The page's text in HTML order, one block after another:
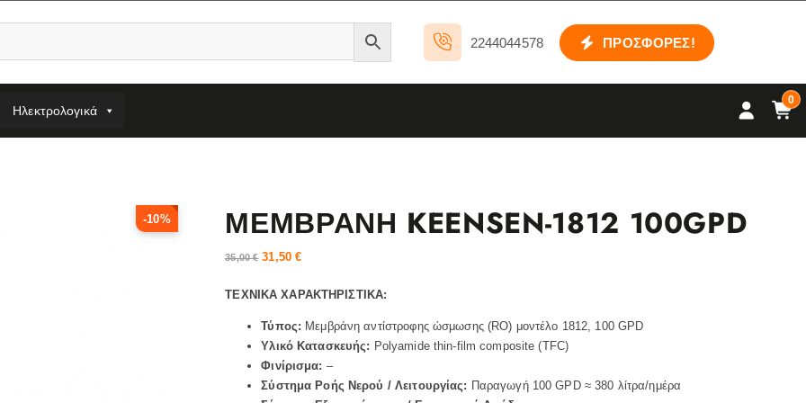
2244044578 ΠΡΟΣΦΟΡΕΣ!
Ηλεκτρολογικά
0
-10% ΜΕΜΒΡΑΝΗ KEENSEN-1812 100GPD
35,00€ 31,50€
ΤΕΧΝΙΚΑ ΧΑΡΑΚΤΗΡΙΣΤΙΚΑ:
Τύπος: Μεμβράνη αντίστροφης ώσμωσης (RO) μοντέλο 1812, 100 GPD
Υλικό Κατασκευής: Polyamide thin‑film composite (TFC)
Φινίρισμα: –
Σύστημα Ροής Νερού / Λειτουργίας: Παραγωγή 100 GPD ≈ 380 λίτρα/ημέρα